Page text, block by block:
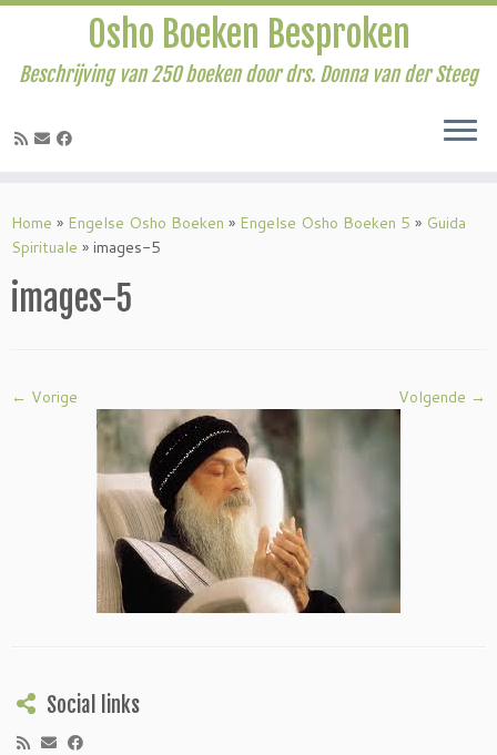
naar
inhoud
Osho Boeken Besproken
Beschrijving van 250 boeken door drs. Donna van der Steeg
Home » Engelse Osho Boeken » Engelse Osho Boeken 5 » Guida
Spirituale » images-5
images-5
← Vorige Volgende →
Social links